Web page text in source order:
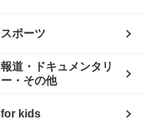
スポーツ
報道・ドキュメンタリ
ー・その他
for kids